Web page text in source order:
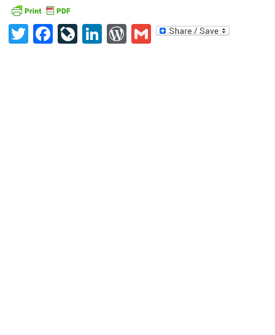
TwitterFacebook
LiveJournal
LinkedIn
WordPress
Gmail